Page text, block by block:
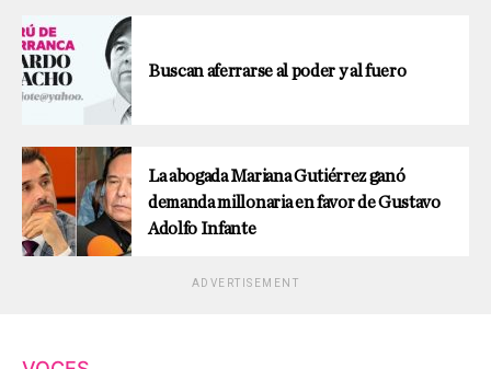
Buscan aferrarse al poder y al fuero
La abogada Mariana Gutiérrez ganó
demanda millonaria en favor de Gustavo
Adolfo Infante
ADVERTISEMENT